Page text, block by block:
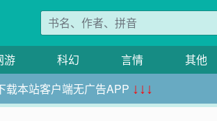
游 科幻 言情 其他
载本站客户端无广告APP ↓↓↓